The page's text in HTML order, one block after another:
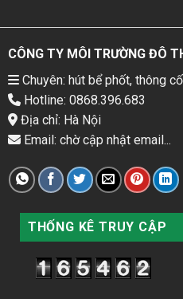
CÔNG TY MÔI TRƯỜNG ĐÔ
Chuyên: hút bể phốt, thông
Hotline: 0868.396.683
Địa chỉ: Hà Nội
Email: chờ cập nhật email...
THỐNG KÊ TRUY CẬP